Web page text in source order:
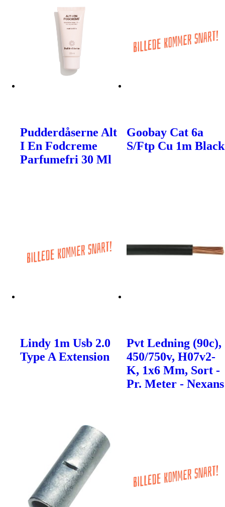
Pudderdåserne Alt
I En Fodcreme
Parfumefri 30 Ml
Goobay Cat 6a
S/Ftp Cu 1m Black
Lindy 1m Usb 2.0
Type A Extension
Pvt Ledning (90c),
450/750v, H07v2-
K, 1x6 Mm, Sort -
Pr. Meter - Nexans